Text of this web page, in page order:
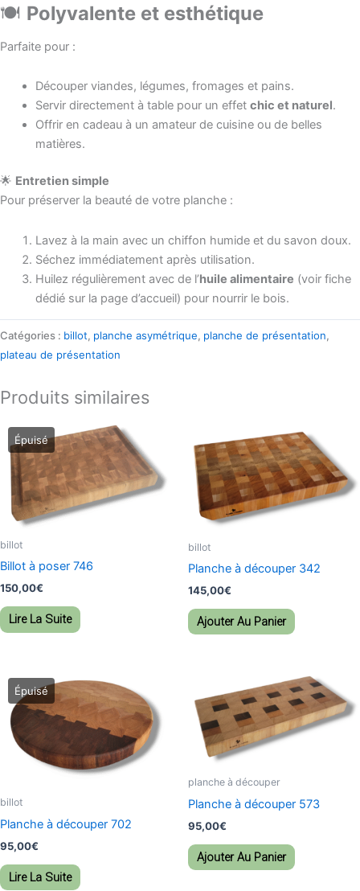
🍽️ Polyvalente et esthétique
Parfaite pour :
Découper viandes, légumes, fromages et pains.
Servir directement à table pour un effet chic et naturel.
Offrir en cadeau à un amateur de cuisine ou de belles
matières.
🌟 Entretien simple
Pour préserver la beauté de votre planche :
Lavez à la main avec un chiffon humide et du savon doux.
Séchez immédiatement après utilisation.
Huilez régulièrement avec de l’huile alimentaire (voir fiche
dédié sur la page d’accueil) pour nourrir le bois.
Catégories : billot, planche asymétrique, planche de présentation,
plateau de présentation
Produits similaires
billot
Billot à poser 746
150,00€
Lire La Suite
billot
Planche à découper 342
145,00€
Ajouter Au Panier
billot
Planche à découper 702
95,00€
Lire La Suite
planche à découper
Planche à découper 573
95,00€
Ajouter Au Panier